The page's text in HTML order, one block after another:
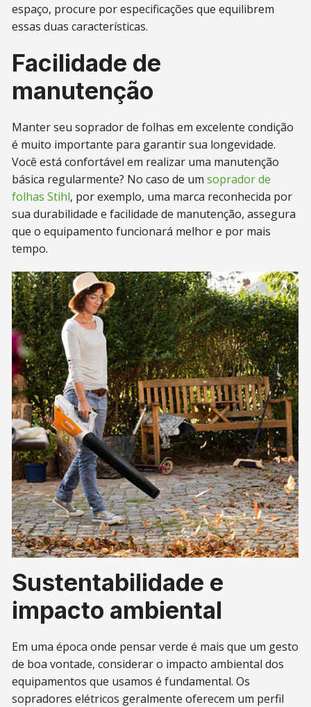
espaço, procure por especificações que equilibrem
essas duas características.
Facilidade de
manutenção
Manter seu soprador de folhas em excelente condição
é muito importante para garantir sua longevidade.
Você está confortável em realizar uma manutenção
básica regularmente? No caso de umsoprador de
folhas Stihl, por exemplo, uma marca reconhecida por
sua durabilidade e facilidade de manutenção, assegura
que o equipamento funcionará melhor e por mais
tempo.
Sustentabilidade e
impacto ambiental
Em uma época onde pensar verde é mais que um gesto
de boa vontade, considerar o impacto ambiental dos
equipamentos que usamos é fundamental. Os
sopradores elétricos geralmente oferecem um perfil